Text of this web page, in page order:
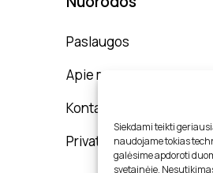
Siekdami teikti
naudojame tokias
galėsime apdoroti
svetainėje.
Paslaugos
Apie mus
Kontaktai
Privatumo politika